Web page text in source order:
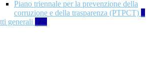
Piano triennale per la prevenzione della
corruzione e della trasparenza (PTPCT) 2
generali 125